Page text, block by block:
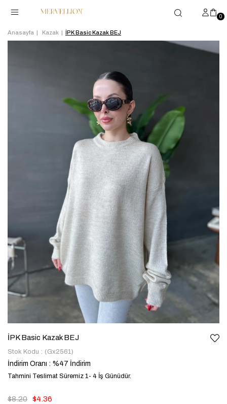
0
Anasayfa Kazak İPK Basic Kazak BEJ
İPK Basic Kazak BEJ
Stok Kodu (Gx2561)
İndirim Oranı : %47 İndirim
Tahmini Teslimat Süremiz 1- 4 İş Günüdür.
$8.20 $4.36